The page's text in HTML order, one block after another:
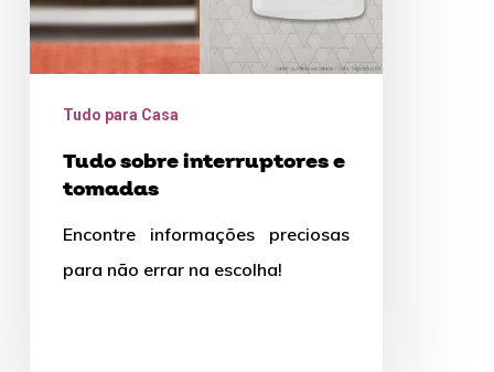
Tudo para Casa
Tudo sobre interruptores e
tomadas
Encontre informações preciosas
para não errar na escolha!